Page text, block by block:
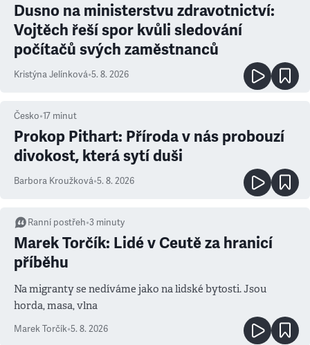
Dusno na ministerstvu zdravotnictví:
Vojtěch řeší spor kvůli sledování
počítačů svých zaměstnanců
Kristýna Jelínková•5. 8. 2026
Česko•17 minut
Prokop Pithart: Příroda v nás probouzí
divokost, která sytí duši
Barbora Kroužková•5. 8. 2026
Ranní postřeh•3 minuty
Marek Torčík: Lidé v Ceutě za hranicí
příběhu
Na migranty se nedíváme jako na lidské bytosti. Jsou
horda, masa, vlna
Marek Torčík•5. 8. 2026